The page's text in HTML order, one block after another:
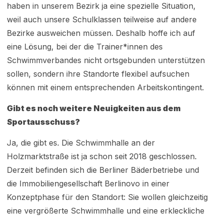
haben in unserem Bezirk ja eine spezielle Situation,
weil auch unsere Schulklassen teilweise auf andere
Bezirke ausweichen müssen. Deshalb hoffe ich auf
eine Lösung, bei der die Trainer*innen des
Schwimmverbandes nicht ortsgebunden unterstützen
sollen, sondern ihre Standorte flexibel aufsuchen
können mit einem entsprechenden Arbeitskontingent.
Gibt es noch weitere Neuigkeiten aus dem
Sportausschuss?
Ja, die gibt es. Die Schwimmhalle an der
Holzmarktstraße ist ja schon seit 2018 geschlossen.
Derzeit befinden sich die Berliner Bäderbetriebe und
die Immobiliengesellschaft Berlinovo in einer
Konzeptphase für den Standort: Sie wollen gleichzeitig
eine vergrößerte Schwimmhalle und eine erkleckliche